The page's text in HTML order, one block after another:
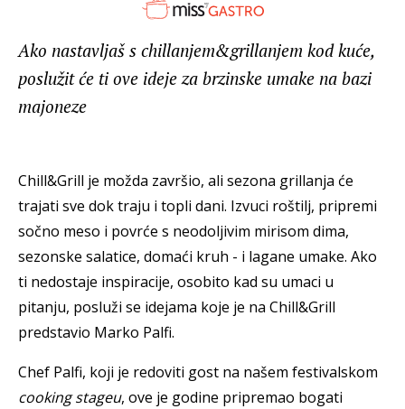
Ako nastavljaš s chillanjem&grillanjem kod kuće,
poslužit će ti ove ideje za brzinske umake na bazi
majoneze
Chill&Grill je možda završio, ali sezona grillanja će
trajati sve dok traju i topli dani. Izvuci roštilj, pripremi
sočno meso i povrće s neodoljivim mirisom dima,
sezonske salatice, domaći kruh - i lagane umake. Ako
ti nedostaje inspiracije, osobito kad su umaci u
pitanju, posluži se idejama koje je na Chill&Grill
predstavio Marko Palfi.
Chef Palfi, koji je redoviti gost na našem festivalskom
cooking stageu, ove je godine pripremao bogati